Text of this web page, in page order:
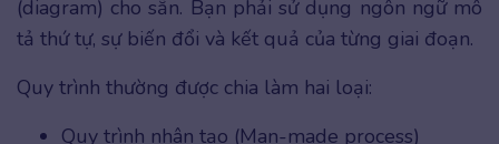
(diagram) cho sẵn. Bạn phải sử dụng ngôn ngữ mô
tả thứ tự, sự biến đổi và kết quả của từng giai đoạn.
Quy trình thường được chia làm hai loại:
Quy trình nhân tạo (Man-made process)